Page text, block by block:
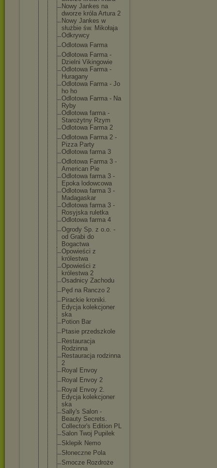
Nowy Jankes na
dworze króla Artura 2
Nowy Jankes w
służbie św. Mikołaja
Odkrywcy
Odlotowa Farma
Odlotowa Farma -
Dzielni Vikingowie
Odlotowa Farma -
Huragany
Odlotowa Farma - Jo
ho ho
Odlotowa Farma - Na
Ryby
Odlotowa farma -
Starożytny Rzym
Odlotowa Farma 2
Odlotowa Farma 2 -
Pizza Party
Odlotowa farma 3
Odlotowa Farma 3 -
American Pie
Odlotowa farma 3 -
Epoka lodowcowa
Odlotowa farma 3 -
Madagaskar
Odlotowa farma 3 -
Rosyjska ruletka
Odlotowa farma 4
Ogrody Sp. z o.o. -
od Grabi do
Bogactwa
Opowieści z
królestwa
Opowieści z
królestwa 2
Osadnicy Zachodu
Pęd na Ranczo 2
Pirackie kroniki.
Edycja kolekcjoner
ska
Potion Bar
Ptasie przedszkole
Restauracja
Rodzinna
Restauracja rodzinna
2
Royal Envoy
Royal Envoy 2
Royal Envoy 2.
Edycja kolekcjoner
ska
Sally's Salon -
Beauty Secrets.
Collector's Edition PL
Salon Twoj Pupilek
Sklepik Nemo
Słoneczne Pola
Smocze Rozdroże